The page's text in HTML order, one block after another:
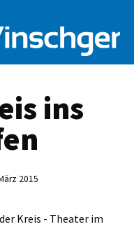
ins
2015
Kreis - Theater im